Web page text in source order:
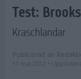
Test:
Kraschlandar
Publicerad av
11 maj 2012 •